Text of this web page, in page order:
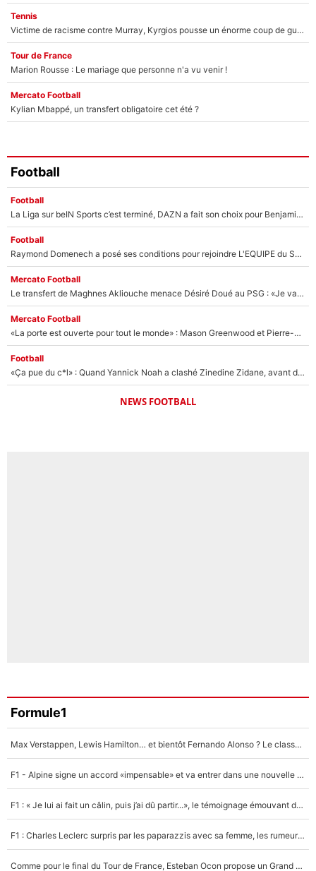
Tennis
Victime de racisme contre Murray, Kyrgios pousse un énorme coup de gueule !
Tour de France
Marion Rousse : Le mariage que personne n'a vu venir !
Mercato Football
Kylian Mbappé, un transfert obligatoire cet été ?
Football
Football
La Liga sur beIN Sports c’est terminé, DAZN a fait son choix pour Benjamin Da Silva et Omar Da Fonseca !
Football
Raymond Domenech a posé ses conditions pour rejoindre L'EQUIPE du Soir : Il refuse de faire l'émission avec un autre chroniqueur !
Mercato Football
Le transfert de Maghnes Akliouche menace Désiré Doué au PSG : «Je valide à 200%»
Mercato Football
«La porte est ouverte pour tout le monde» : Mason Greenwood et Pierre-Emerick Aubameyang ont quitté l'OM, Amine Gouiri balance sur la suite du mercato et sur la réaction du vestiaire !
Football
«Ça pue du c*l» : Quand Yannick Noah a clashé Zinedine Zidane, avant de se faire recadrer par le nouveau sélectionneur de l'équipe de France !
NEWS FOOTBALL
Formule1
Max Verstappen, Lewis Hamilton… et bientôt Fernando Alonso ? Le classement des pilotes les mieux payés en Formule 1 risque de changer !
F1 - Alpine signe un accord «impensable» et va entrer dans une nouvelle dimension : Grande nouvelle pour Pierre Gasly !
F1 : « Je lui ai fait un câlin, puis j’ai dû partir...», le témoignage émouvant de Max Verstappen sur sa fille
F1 : Charles Leclerc surpris par les paparazzis avec sa femme, les rumeurs étaient vraies !
Comme pour le final du Tour de France, Esteban Ocon propose un Grand Prix de Formule 1 à Paris : «Autour de l’Arc de Triomphe, ce serait génial» !